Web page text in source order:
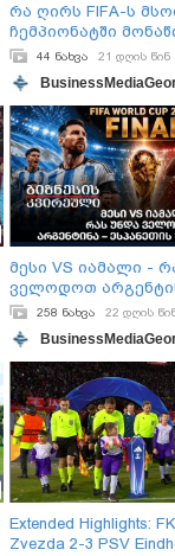
რა ღირს FIFA-ს
ჩემპიონატში
44 ნახვა 21 დღის წინ
მესი VS იამალი -
ველოდოთ
ესპანეთის
258 ნახვა 22 დღის
Extended Highlights:
Zvezda 2-3 PSV